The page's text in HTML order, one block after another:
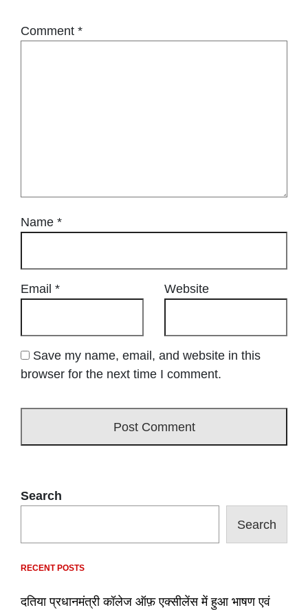
Comment *
Name *
Email * Website
Save my name, email, and website in this
browser for the next time I comment.
Search
Search
RECENT POSTS
दतिया प्रधानमंत्री कॉलेज ऑफ़ एक्सीलेंस में हुआ भाषण एवं